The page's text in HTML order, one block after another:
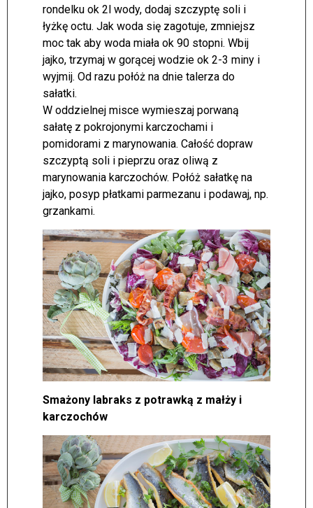
rondelku ok 2l wody, dodaj szczyptę soli i
łyżkę octu. Jak woda się zagotuje, zmniejsz
moc tak aby woda miała ok 90 stopni. Wbij
jajko, trzymaj w gorącej wodzie ok 2-3 miny i
wyjmij. Od razu połóż na dnie talerza do
sałatki.
W oddzielnej misce wymieszaj porwaną
sałatę z pokrojonymi karczochami i
pomidorami z marynowania. Całość dopraw
szczyptą soli i pieprzu oraz oliwą z
marynowania karczochów. Połóż sałatkę na
jajko, posyp płatkami parmezanu i podawaj, np.
grzankami.
Smażony labraks z potrawką z małży i
karczochów